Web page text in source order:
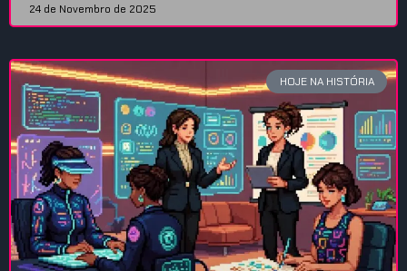
24 de Novembro de 2025
HOJE NA HISTÓRIA